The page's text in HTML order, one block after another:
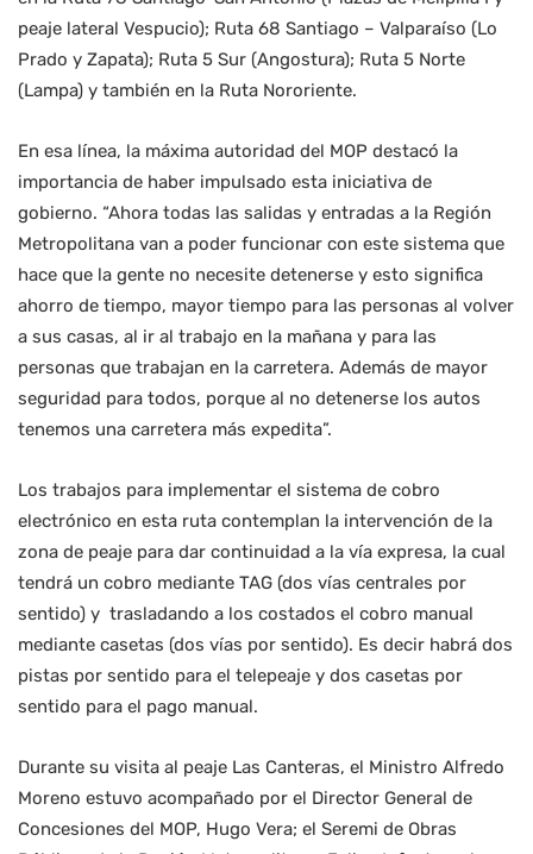
peaje lateral Vespucio); Ruta 68 Santiago – Valparaíso (Lo
Prado y Zapata); Ruta 5 Sur (Angostura); Ruta 5 Norte
(Lampa) y también en la Ruta Nororiente.
En esa línea, la máxima autoridad del MOP destacó la
importancia de haber impulsado esta iniciativa de
gobierno. “Ahora todas las salidas y entradas a la Región
Metropolitana van a poder funcionar con este sistema que
hace que la gente no necesite detenerse y esto significa
ahorro de tiempo, mayor tiempo para las personas al volver
a sus casas, al ir al trabajo en la mañana y para las
personas que trabajan en la carretera. Además de mayor
seguridad para todos, porque al no detenerse los autos
tenemos una carretera más expedita”.
Los trabajos para implementar el sistema de cobro
electrónico en esta ruta contemplan la intervención de la
zona de peaje para dar continuidad a la vía expresa, la cual
tendrá un cobro mediante TAG (dos vías centrales por
sentido) y trasladando a los costados el cobro manual
mediante casetas (dos vías por sentido). Es decir habrá dos
pistas por sentido para el telepeaje y dos casetas por
sentido para el pago manual.
Durante su visita al peaje Las Canteras, el Ministro Alfredo
Moreno estuvo acompañado por el Director General de
Concesiones del MOP, Hugo Vera; el Seremi de Obras